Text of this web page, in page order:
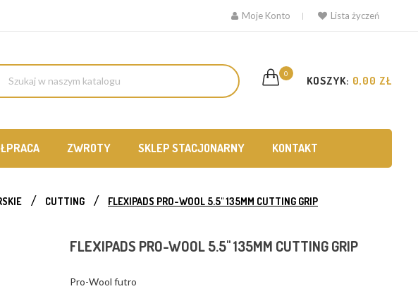
Moje Konto Lista życzeń
0
KOSZYK: 0,00 ZŁ
ZWROTY SKLEP STACJONARNY KONTAKT
CUTTING FLEXIPADS PRO-WOOL 5.5" 135MM CUTTING GRIP
FLEXIPADS PRO-WOOL 5.5" 135MM CUTTING GRIP
Pro-Wool futro